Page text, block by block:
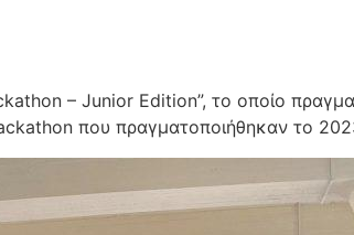
– Junior Edition”, το οποίο
που πραγματοποιήθηκαν το